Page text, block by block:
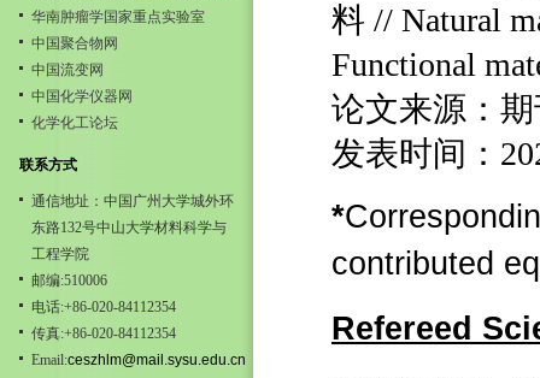
华南肿瘤学国家重点实验室
中国聚合物网
中国流变网
中国化学仪器网
化学化工论坛
联系方式
通信地址：中国广州大学城外环
东路132号中山大学材料科学与
工程学院
邮编:510006
电话:+86-020-84112354
传真:+86-020-84112354
Email:ceszhlm@mail.sysu.edu.cn
料 // Natural
Functional
论文来源：
发表时间：
*
contributed
Refereed